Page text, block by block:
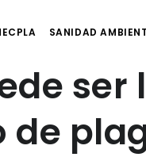
SANIDAD